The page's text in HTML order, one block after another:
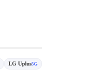
LG Uplus5G